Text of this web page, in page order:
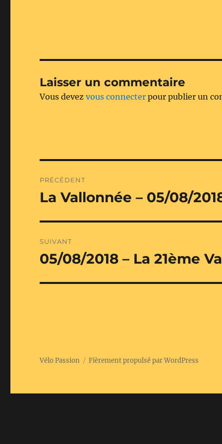
Laisser un commentaire
Vous devezvous connecter pour publier un
de
PRÉCÉDENT
Publication
La Vallonnée – 05/08/
SUIVANT
Publication
05/08/2018 – La 21ème
Vélo Passion Fièrement propulsé par WordPress